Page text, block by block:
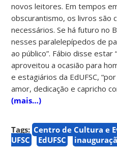
novos leitores. Em tempos
obscurantismo, os livros são
necessários. Se há futuro no
nesses paralelepípedos de
ao público”. Fábio disse estar
aproveitou a ocasião para
e estagiários da EdUFSC,
amor, dedicação e capricho
(mais…)
Tags: Centro de Cultura e
UFSC
EdUFSC